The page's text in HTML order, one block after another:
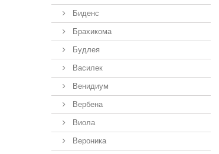
Биденс
Брахикома
Будлея
Василек
Венидиум
Вербена
Виола
Вероника